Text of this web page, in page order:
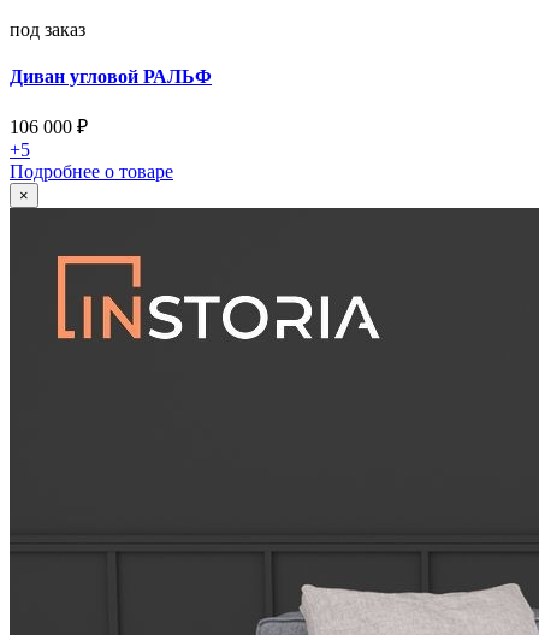
под заказ
Диван угловой РАЛЬФ
106 000 ₽
+5
Подробнее о товаре
×